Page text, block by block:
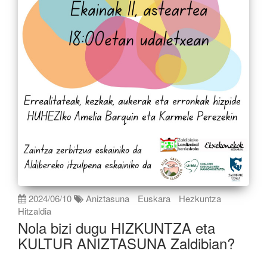
2024/06/10 Aniztasuna Euskara
Hezkuntza
Hitzaldia
Nola bizi dugu HIZKUNTZA eta
KULTUR ANIZTASUNA Zaldibian?